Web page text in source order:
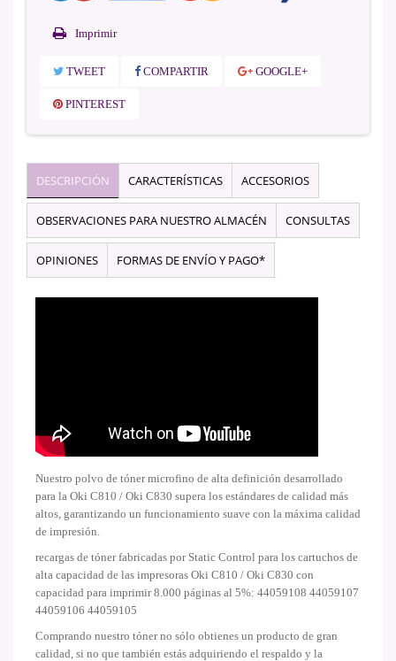
Imprimir
TWEET COMPARTIR GOOGLE+
PINTEREST
DESCRIPCIÓN CARACTERÍSTICAS ACCESORIOS
OBSERVACIONES PARA NUESTRO ALMACÉN CONSULTAS
OPINIONES FORMAS DE ENVÍO Y PAGO*
Nuestro polvo de tóner microfino de alta definición desarrollado
para la Oki C810 / Oki C830 supera los estándares de calidad más
altos, garantizando un funcionamiento suave con la máxima calidad
de impresión.
recargas de tóner fabricadas por Static Control para los cartuchos de
alta capacidad de las impresoras Oki C810 / Oki C830 con
capacidad para imprimir 8.000 páginas al 5%: 44059108 44059107
44059106 44059105
Comprando nuestro tóner no sólo obtienes un producto de gran
calidad, si no que también estás adquiriendo el respaldo y la